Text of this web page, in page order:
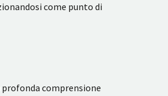
come punto di
comprensione